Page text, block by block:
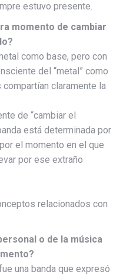
estuvo presente.
momento de cambiar
como base, pero con
del “metal” como
claramente la
de “cambiar el
está determinada por
el momento en el que
por ese extraño
relacionados con
o de la música
una banda que expresó